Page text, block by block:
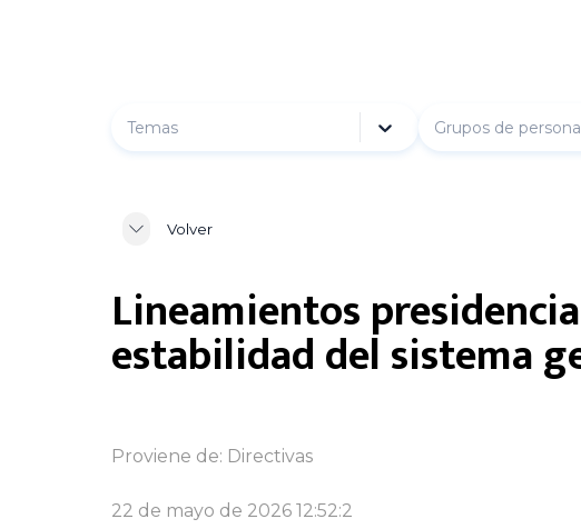
Temas Grupos de
Volver
Lineamientos
estabilidad del sistema
Proviene de: Directivas
22 de mayo de 2026 12:52:2